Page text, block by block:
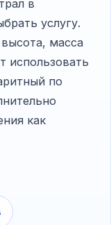
в
услугу.
масса
использовать
по
как